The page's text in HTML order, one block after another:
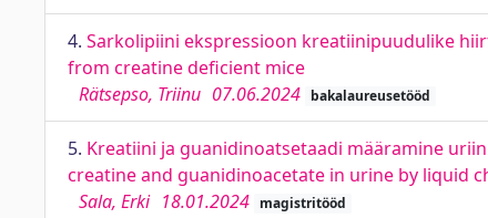
4. Sarkolipiini ekspressioon kreatiinipuudulike
from creatine deficient mice
Rätsepso, Triinu 07.06.2024 bakalaureusetööd
5. Kreatiini ja guanidinoatsetaadi määramine
creatine and guanidinoacetate in urine by liquid
Sala, Erki 18.01.2024 magistritööd